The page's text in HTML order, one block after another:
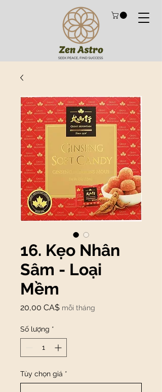
16. Kẹo Nhân
Sâm - Loại
Mềm
20,00 CA$Giá
mỗi tháng
Số lượng *
Tùy chọn giá *